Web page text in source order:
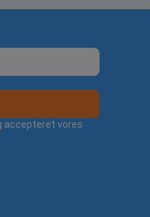
accepteret vores